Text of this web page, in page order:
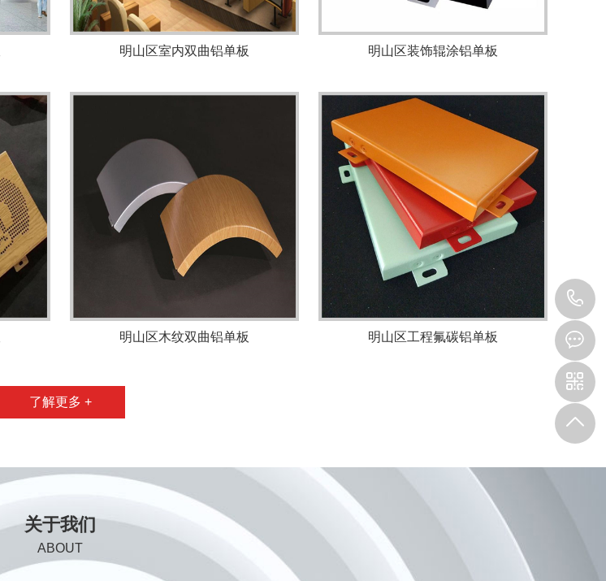
明山区室内双曲铝单板 明山区装饰辊涂铝单板
明山区木纹双曲铝单板 明山区工程氟碳铝单板
了解更多 +
关于我们
ABOUT